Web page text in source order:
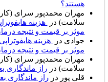
هستند؟
مهران محمدپور سرای
سلامت) در
هزینه
موثر بر قیمت و نتیجه
جوادی در
هزینه
موثر بر قیمت و نتیجه
مهران محمدپور سرای
سلامت) در راز ماندگاری
قلی پور در راز ماندگاری